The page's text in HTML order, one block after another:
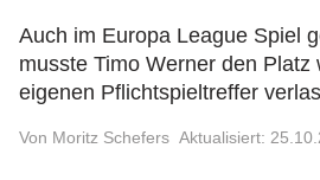
Auch im Europa League Spiel
musste Timo Werner den Platz
eigenen Pflichtspieltreffer
Von Moritz Schefers Aktualisiert: